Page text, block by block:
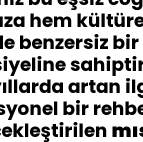
hem
benzersiz
artan
bir